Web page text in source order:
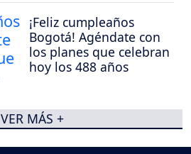
¡Feliz cumpleaños
Bogotá! Agéndate con
los planes que celebran
hoy los 488 años
VER MÁS +